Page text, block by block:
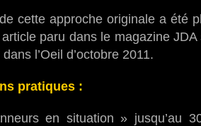
cette approche originale a été
paru dans le magazine
l’Oeil d’octobre 2011.
pratiques :
en situation » jusqu’au